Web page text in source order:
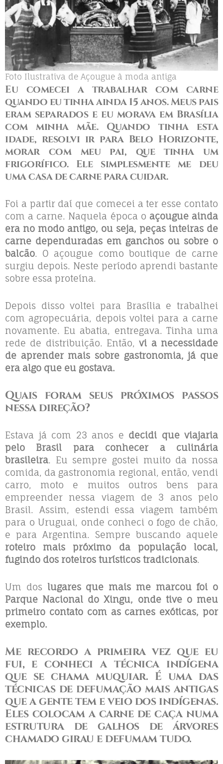
Foto Ilustrativa de Açougue à moda antiga
Eu comecei a trabalhar com carne
quando eu tinha ainda 15 anos. Meus pais
eram separados e eu morava em Brasília
com minha mãe. Quando tinha esta
idade, resolvi ir para Belo Horizonte,
morar com meu pai, que tinha um
frigorífico. Ele simplesmente me deu
uma casa de carne para cuidar.
Foi a partir daí que comecei a ter esse contato
com a carne. Naquela época o açougue ainda
era no modo antigo, ou seja, peças inteiras de
carne dependuradas em ganchos ou sobre o
balcão. O açougue como boutique de carne
surgiu depois. Neste período aprendi bastante
sobre essa proteína.
Depois disso voltei para Brasília e trabalhei
com agropecuária, depois voltei para a carne
novamente. Eu abatia, entregava. Tinha uma
rede de distribuição. Então,vi a necessidade
de aprender mais sobre gastronomia, já que
era algo que eu gostava.
Quais foram seus próximos passos
nessa direção?
Estava já com 23 anos e decidi que viajaria
pelo Brasil para conhecer a culinária
brasileira. Eu sempre gostei muito da nossa
comida, da gastronomia regional, então, vendi
carro, moto e muitos outros bens para
empreender nessa viagem de 3 anos pelo
Brasil. Assim, estendi essa viagem também
para o Uruguai, onde conheci o fogo de chão,
e para Argentina. Sempre buscando aquele
roteiro mais próximo da população local,
fugindo dos roteiros turísticos tradicionais.
Um dos lugares que mais me marcou foi o
Parque Nacional do Xingu, onde tive o meu
primeiro contato com as carnes exóticas, por
exemplo.
Me recordo a primeira vez que eu
fui, e conheci atécnica indígena
que se chama muquiar. É uma das
técnicas de defumação mais antigas
que a gente tem e veio dos indígenas.
Eles colocam a carne de caça numa
estrutura de galhos de árvores
chamadogirau e defumam tudo.